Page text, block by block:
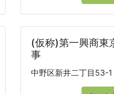
(仮称)第一興商東
事
中野区新井二丁目53-1